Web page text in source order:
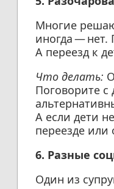
Многие
иногда — нет.
А переезд к
Что делать:
Поговорите с
А если дети
переезде
6. Разные
Один из